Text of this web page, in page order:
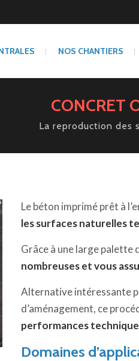
NOS CHANTIERS
CONCRET
La reproduction des
Le béton imprimé prêt à
les surfaces naturelles
Grâce à une large
nombreuses et vous
Alternative intéressante
d’aménagement, ce
performances
Domaines